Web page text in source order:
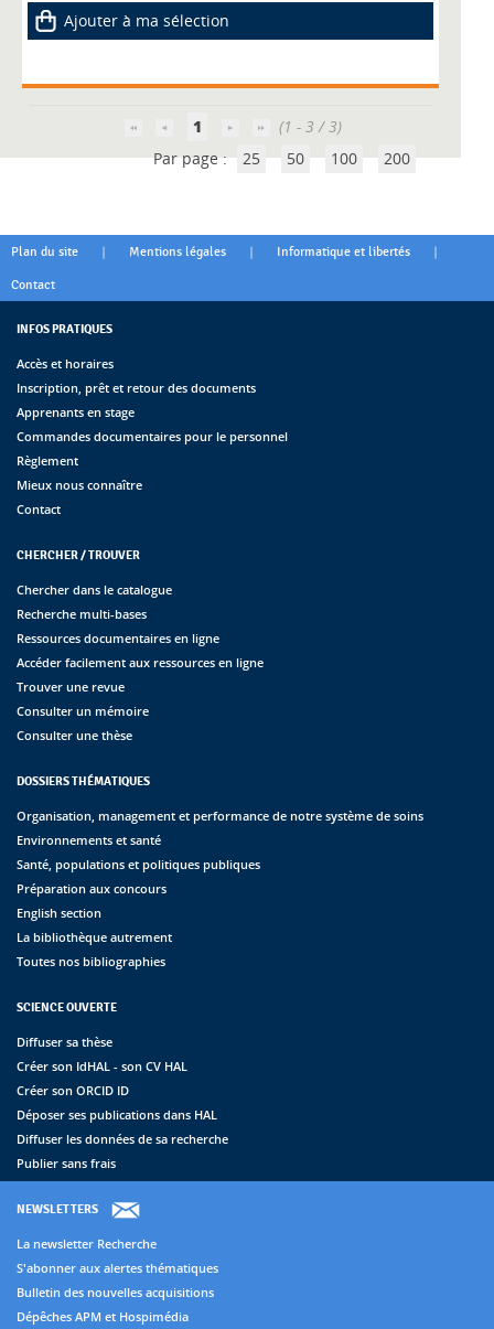
Ajouter à ma sélection
1
(1 - 3 / 3)
Par page : 25 50 100 200
Plan du site | Mentions légales | Informatique et libertés |
Contact
INFOS PRATIQUES
Accès et horaires
Inscription, prêt et retour des documents
Apprenants en stage
Commandes documentaires pour le personnel
Règlement
Mieux nous connaître
Contact
CHERCHER / TROUVER
Chercher dans le catalogue
Recherche multi-bases
Ressources documentaires en ligne
Accéder facilement aux ressources en ligne
Trouver une revue
Consulter un mémoire
Consulter une thèse
DOSSIERS THÉMATIQUES
Organisation, management et performance de notre système de soins
Environnements et santé
Santé, populations et politiques publiques
Préparation aux concours
English section
La bibliothèque autrement
Toutes nos bibliographies
SCIENCE OUVERTE
Diffuser sa thèse
Créer son IdHAL - son CV HAL
Créer son ORCID ID
Déposer ses publications dans HAL
Diffuser les données de sa recherche
Publier sans frais
NEWSLETTERS
La newsletter Recherche
S'abonner aux alertes thématiques
Bulletin des nouvelles acquisitions
Dépêches APM et Hospimédia